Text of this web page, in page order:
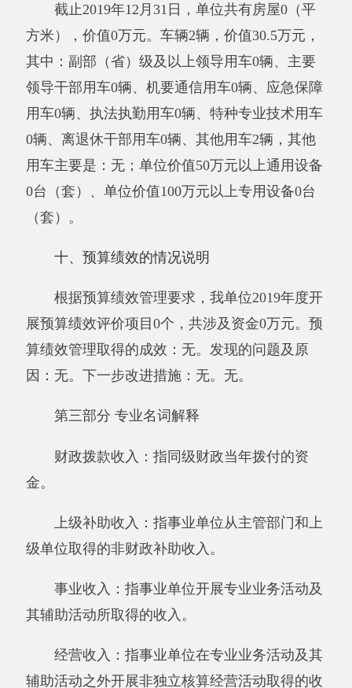
附属单位上缴收入：指事业单位附属的独立
核算单位按有关规定上缴的收入。
其他收入：指除上述“财政拨款收入”、“事
业收入”、“经营收入”、“附属单位上缴收入”等之
外取得的收入。
用事业基金弥补收支差额：指事业单位在当
年的“财政拨款收入”、“财政拨款结转和结余资
金”、“事业收入”、“事业单位经营收入”、“其他
收入”不足以安排当年支出的情况下，使用以前
后按国家规定提取、用于弥补以后年度收支差额
的基金）弥补本年度收支缺口的资金。
年初结转和结余：指以前年度支出预算因客
观条件变化未执行完毕、结转到本年度按有关规
定继续使用的资金，既包括财政拨款结转和结
转和结余。
年末结转和结余：指本年度或以前年度预算
安排、因客观条件发生变化无法按原计划实施，
金，既包括财政拨款结转和结余，也包括事业收
入、经营收入、其他收入的结转和结余。
基本支出：指为保障机构正常运转、完成日
政任务和事业发展目标所发生的支出。